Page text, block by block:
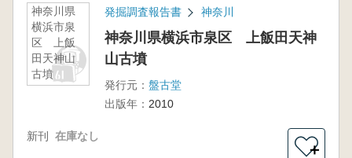
神奈川県
横浜市泉
区 上飯
田天神山
古墳
発掘調査報告書 神奈川
神奈川県横浜市泉区 上飯田天神
山古墳
発行元： 盤古堂
出版年： 2010
新刊 在庫なし
＋